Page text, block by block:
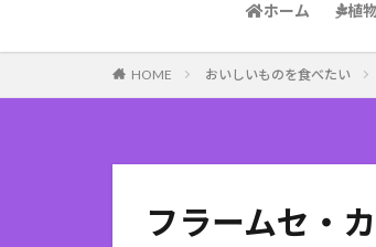
ホーム 植
HOME おいしいものを食べたい
フラームセ・